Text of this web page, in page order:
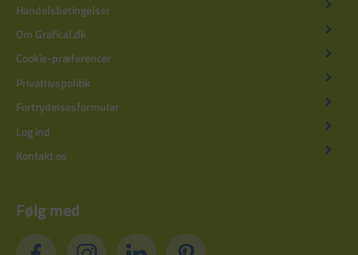
Handelsbetingelser
Om Grafical.dk
Cookie-præferencer
Privatlivspolitik
Fortrydelsesformular
Log ind
Kontakt os
Følg med